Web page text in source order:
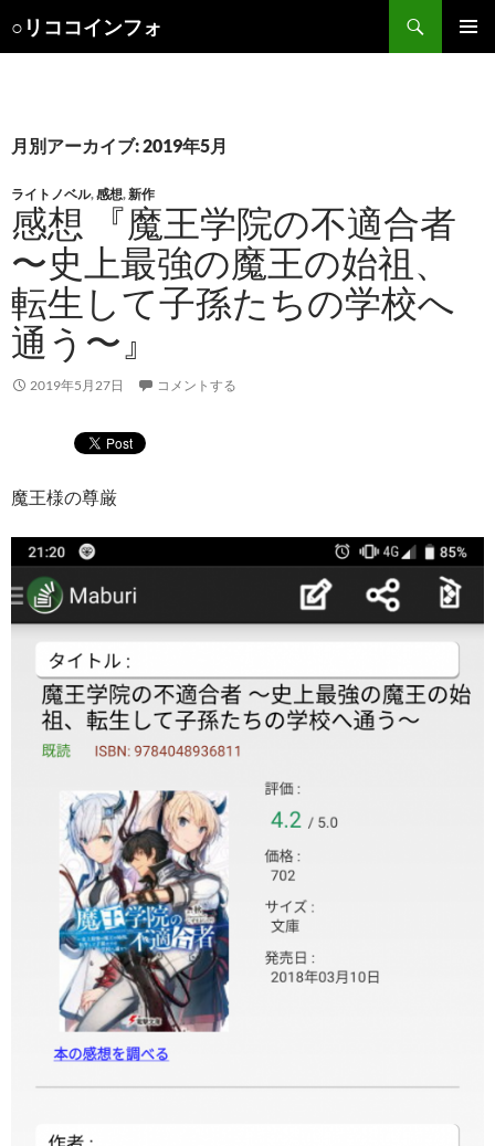
○リココインフォ
索
ツ
へ
キ
ッ
プ
月別アーカイブ: 2019年5月
ライトノベル,感想,新作
感想 『魔王学院の不適合者
〜史上最強の魔王の始祖、
転生して子孫たちの学校へ
通う〜』
2019年5月27日 コメントする
魔王様の尊厳